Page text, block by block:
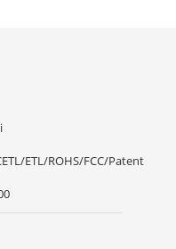
ETL/ROHS/FCC/Patent